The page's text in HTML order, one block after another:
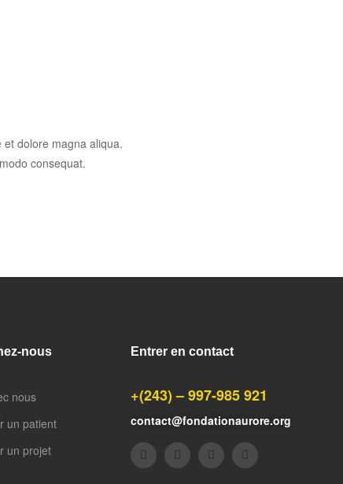
dolore magna aliqua.
consequat.
nous
nous
un patient
un projet
Entrer en contact
+(243) – 997-985 921
contact@fondationaurore.org